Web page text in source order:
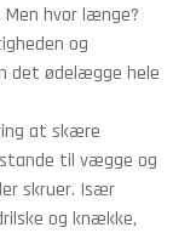
hvor længe?
og
det ødelægge hele
at skære
til vægge og
skruer. Især
og knække,